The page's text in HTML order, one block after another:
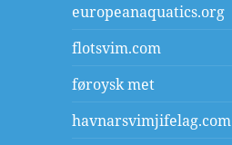
europeanaquatics.org
flotsvim.com
føroysk met
havnarsvimjifelag.com